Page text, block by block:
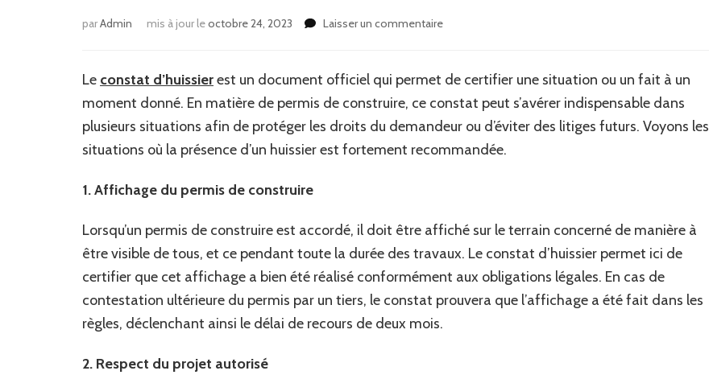
parAdmin mis à jour leoctobre 24, 2023 Laisser un commentairesur
situations
il
particulièrement
recommandé
de
constat
concernant
un
de
Le constat d’huissierest un document officiel qui permet de certifier une situation ou un fait à un
moment donné. En matière de permis de construire, ce constat peut s’avérer indispensable dans
plusieurs situations afin de protéger les droits du demandeur ou d’éviter des litiges futurs. Voyons les
situations où la présence d’un huissier est fortement recommandée.
1. Affichage du permis de construire
Lorsqu’un permis de construire est accordé, il doit être affiché sur le terrain concerné de manière à
être visible de tous, et ce pendant toute la durée des travaux. Le constat d’huissier permet ici de
certifier que cet affichage a bien été réalisé conformément aux obligations légales. En cas de
contestation ultérieure du permis par un tiers, le constat prouvera que l’affichage a été fait dans les
règles, déclenchant ainsi le délai de recours de deux mois.
2. Respect du projet autorisé